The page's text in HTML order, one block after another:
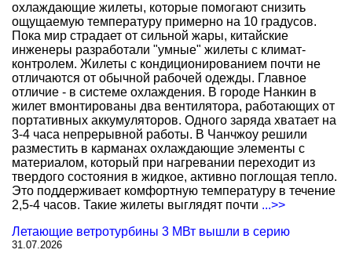
охлаждающие жилеты, которые помогают снизить
ощущаемую температуру примерно на 10 градусов.
Пока мир страдает от сильной жары, китайские
инженеры разработали "умные" жилеты с климат-
контролем. Жилеты с кондиционированием почти не
отличаются от обычной рабочей одежды. Главное
отличие - в системе охлаждения. В городе Нанкин в
жилет вмонтированы два вентилятора, работающих от
портативных аккумуляторов. Одного заряда хватает на
3-4 часа непрерывной работы. В Чанчжоу решили
разместить в карманах охлаждающие элементы с
материалом, который при нагревании переходит из
твердого состояния в жидкое, активно поглощая тепло.
Это поддерживает комфортную температуру в течение
2,5-4 часов. Такие жилеты выглядят почти ...>>
Летающие ветротурбины 3 МВт вышли в серию
31.07.2026